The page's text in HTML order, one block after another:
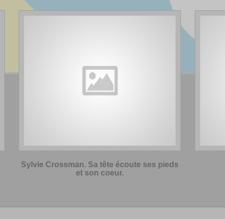
Sylvie Crossman. Sa tête écoute ses pieds
et son coeur.